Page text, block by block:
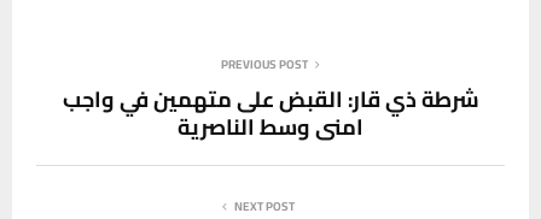
PREVIOUS POST
شرطة ذي قار: القبض على متهمين في واجب
امني وسط الناصرية
NEXT POST